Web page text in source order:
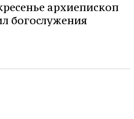
архиепископ
богослужения